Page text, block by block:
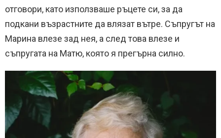
отговори, като използваше ръцете си, за да
подкани възрастните да влязат вътре. Съпругът на
Марина влезе зад нея, а след това влезе и
съпругата на Матю, която я прегърна силно.